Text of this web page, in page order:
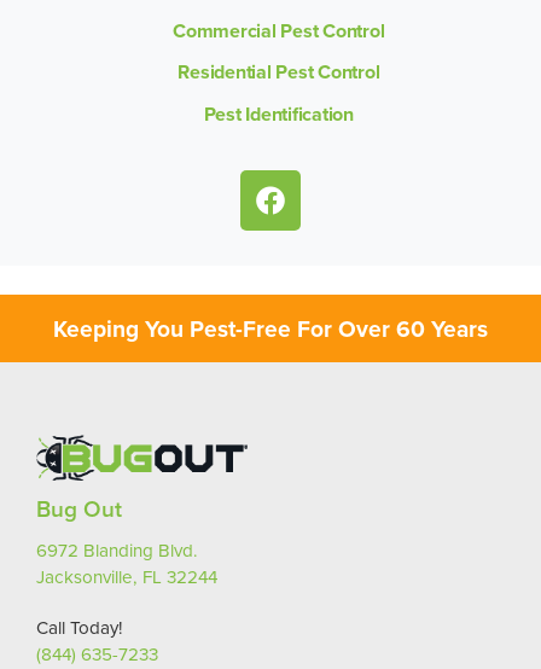
Commercial Pest Control
Residential Pest Control
Pest Identification
Keeping You Pest-Free For Over 60 Years
Bug Out
6972 Blanding Blvd.
Jacksonville, FL 32244
Call Today!
(844) 635-7233